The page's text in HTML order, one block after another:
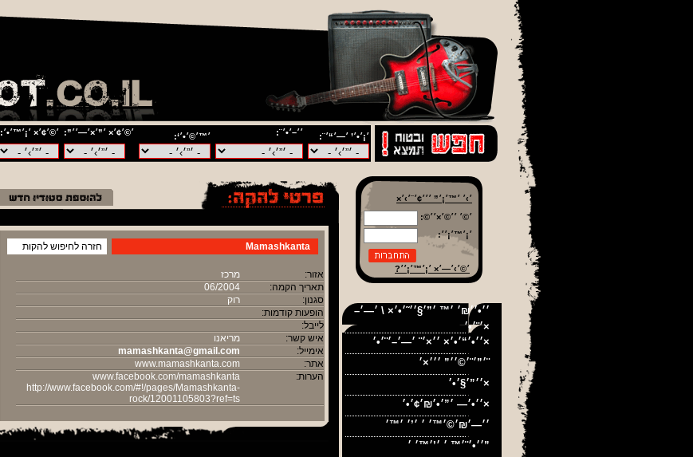
׳©׳¢׳× ׳¡׳™׳•׳: ׳©׳¢׳× ׳”׳×׳—׳׳”: ׳™׳©׳•׳‘: ׳׳–׳•׳¨: ׳¡׳•׳’ ׳—׳“׳¨:
חזרה לחיפוש להקות Mamashkanta
מרכז
אזור:
06/2004
תאריך הקמה:
רוק
סגנון:
הופעות קודמות:
לייבל:
מריאנו
איש קשר:
mamashkanta@gmail.com
אימייל:
www.mamashkanta.com
אתר:
www.facebook.com/mamashkanta
http://www.facebook.com/#!/pages/Mamashkanta-
rock/12001105803?ref=ts
הערות:
׳›׳ ׳™׳¡׳” ׳׳׳¢׳¨׳›׳×
׳©׳ ׳׳©׳×׳׳©:
׳¡׳™׳¡׳׳:
׳©׳›׳—׳× ׳¡׳™׳¡׳׳?
׳׳•׳׳₪׳ ׳™ ׳”׳§׳׳˜׳•׳× \ ׳—׳–
׳¨׳•׳×
׳׳•׳“׳•׳× ׳׳×׳¨ ׳—׳–׳¨׳•׳×
׳”׳¨׳©׳׳” ׳׳׳×׳¨
׳׳”׳§׳•׳×
׳׳•׳— ׳”׳•׳₪׳¢׳•׳×
׳׳•׳¨׳™ ׳ ׳’׳™׳ ׳”